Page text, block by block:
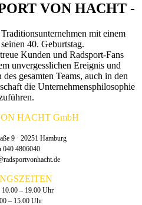
VON HACHT -
mit einem
40. Geburtstag.
Kunden und Radsport-Fans
unvergesslichen Ereignis und
gesamten Teams, auch in den
die Unternehmensphilosophie
HACHT GmbH
9 · 20251 Hamburg
040 4806040
– 19.00 Uhr
– 15.00 Uhr